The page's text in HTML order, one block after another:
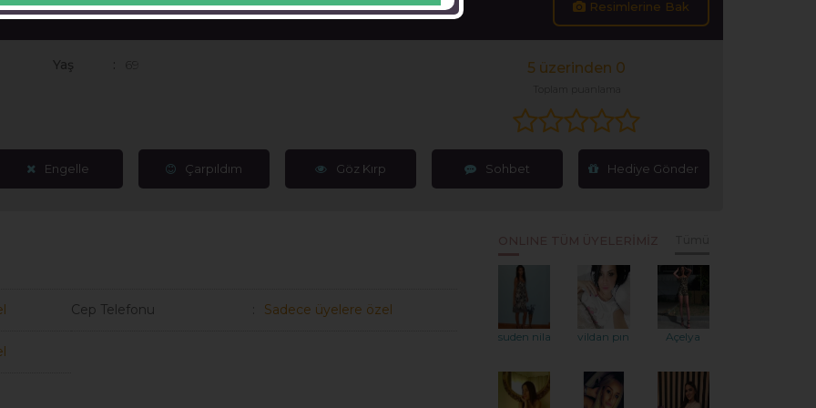
Resimlerine Bak
Yaş 5 üzerinden 0
Engelle Çarpıldım Göz Kırp Sohbet Hediye Gönder
Cep Telefonu Sadece üyelere özel
suden nilay vildan pınar Açelya